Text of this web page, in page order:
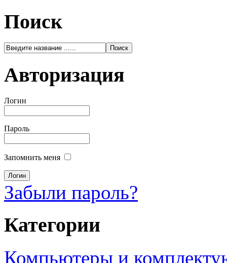
Поиск
Авторизация
Логин
Пароль
Запомнить меня
Забыли пароль?
Категории
Компьютеры и